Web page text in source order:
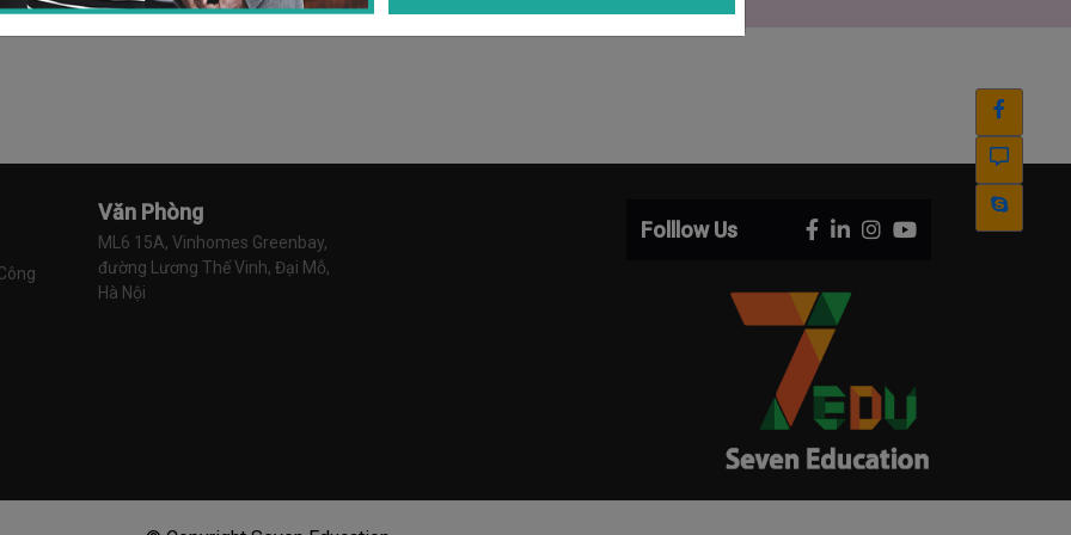
Văn Phòng
ML6 15A, Vinhomes Greenbay,
đường Lương Thế Vinh, Đại Mỗ,
Hà Nội
Folllow Us